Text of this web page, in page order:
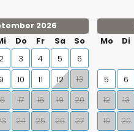
2026
Do Fr Sa
So
2 3 4 5
6
9 10 11 12
13
17 18 19
20
24 25 26 27
Mo
Di
5
6
12
13
19
20